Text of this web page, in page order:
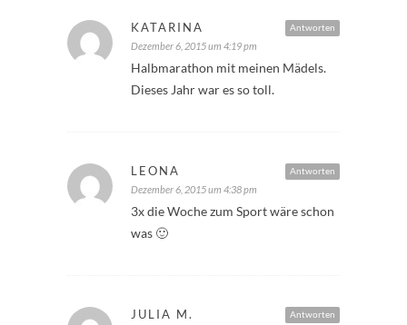
Antworten
KATARINA
Dezember 6, 2015 um 4:19 pm
Halbmarathon mit meinen Mädels.
Dieses Jahr war es so toll.
Antworten
LEONA
Dezember 6, 2015 um 4:38 pm
3x die Woche zum Sport wäre schon
was 🙂
Antworten
JULIA M.